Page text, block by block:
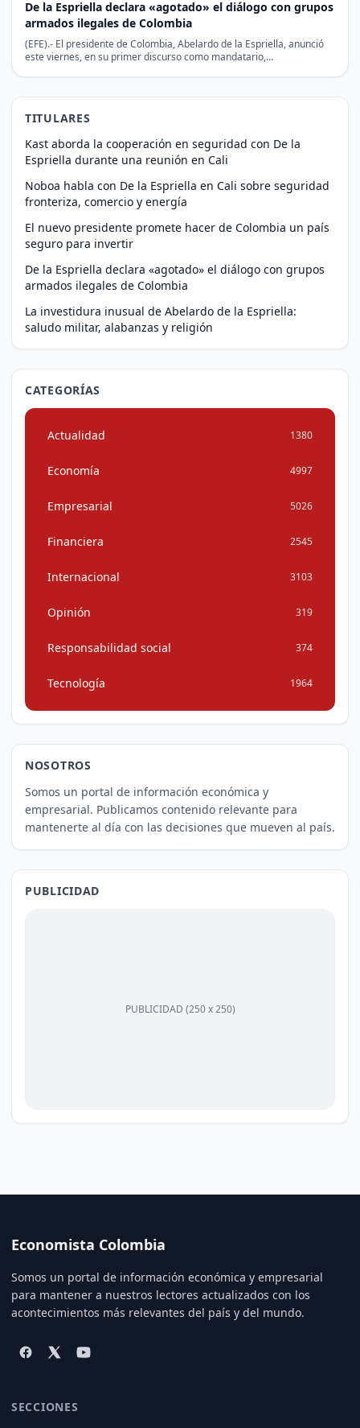
De la Espriella declara «agotado» el diálogo con grupos
armados ilegales de Colombia
(EFE).- El presidente de Colombia, Abelardo de la Espriella, anunció
este viernes, en su primer discurso como mandatario,…
TITULARES
Kast aborda la cooperación en seguridad con De la
Espriella durante una reunión en Cali
Noboa habla con De la Espriella en Cali sobre seguridad
fronteriza, comercio y energía
El nuevo presidente promete hacer de Colombia un país
seguro para invertir
De la Espriella declara «agotado» el diálogo con grupos
armados ilegales de Colombia
La investidura inusual de Abelardo de la Espriella:
saludo militar, alabanzas y religión
CATEGORÍAS
Actualidad 1380
Economía 4997
Empresarial 5026
Financiera 2545
Internacional 3103
Opinión 319
Responsabilidad social 374
Tecnología 1964
NOSOTROS
Somos un portal de información económica y
empresarial. Publicamos contenido relevante para
mantenerte al día con las decisiones que mueven al país.
PUBLICIDAD
PUBLICIDAD (250 x 250)
Economista Colombia
Somos un portal de información económica y empresarial
para mantener a nuestros lectores actualizados con los
acontecimientos más relevantes del país y del mundo.
SECCIONES